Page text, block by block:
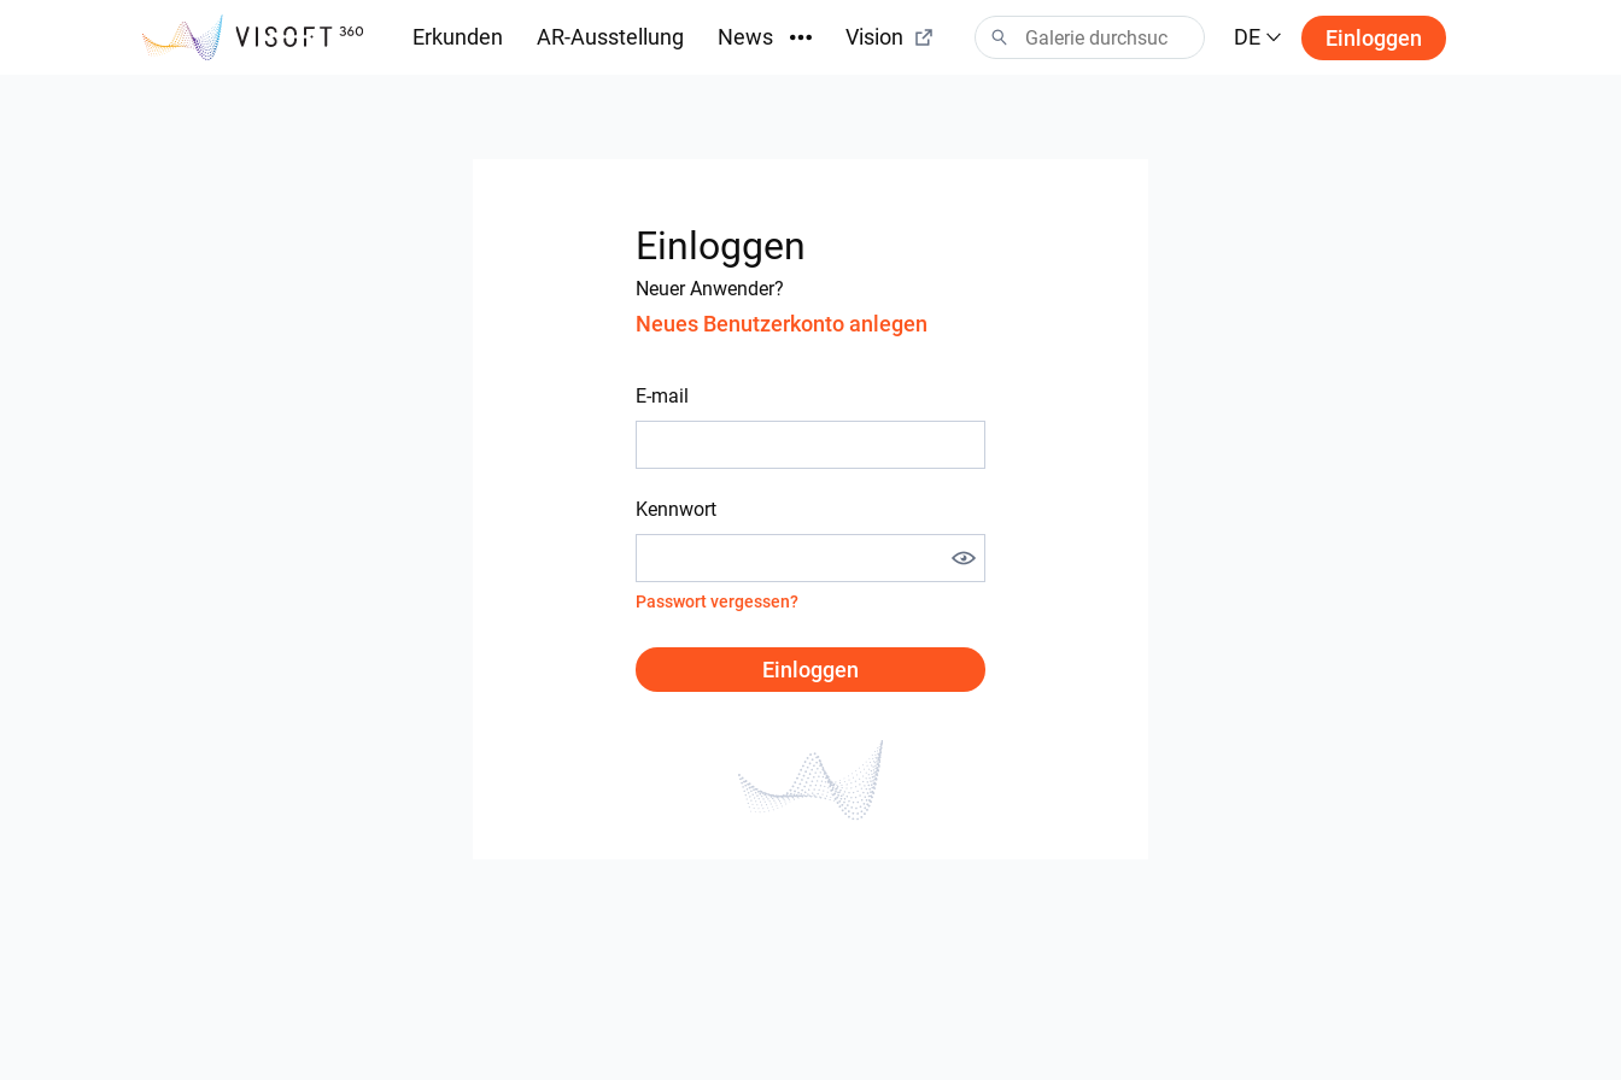
Erkunden AR-Ausstellung News Vision DE Einloggen
Einloggen
Neuer Anwender?
Neues Benutzerkonto anlegen
E-mail
Kennwort
Passwort vergessen?
Einloggen